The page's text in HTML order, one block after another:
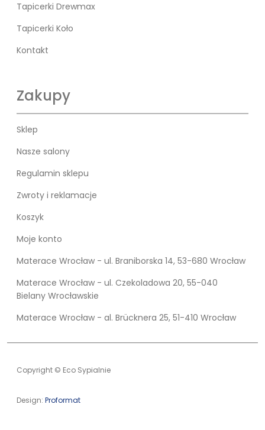
Tapicerki Drewmax
Tapicerki Koło
Kontakt
Zakupy
Sklep
Nasze salony
Regulamin sklepu
Zwroty i reklamacje
Koszyk
Moje konto
Materace Wrocław - ul. Braniborska 14, 53-680 Wrocław
Materace Wrocław - ul. Czekoladowa 20, 55-040
Bielany Wrocławskie
Materace Wrocław - al. Brücknera 25, 51-410 Wrocław
Copyright © Eco Sypialnie
Design: Proformat